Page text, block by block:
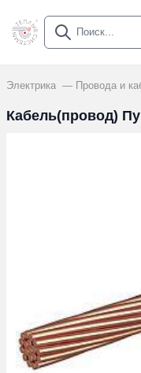
Электрика Провода и
Кабель(провод)